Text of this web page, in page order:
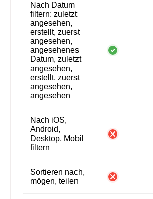
Nach Datum
filtern: zuletzt
angesehen,
erstellt, zuerst
angesehen,
angesehenes
Datum, zuletzt
angesehen,
erstellt, zuerst
angesehen,
angesehen
Nach iOS,
Android,
Desktop, Mobil
filtern
Sortieren nach,
mögen, teilen